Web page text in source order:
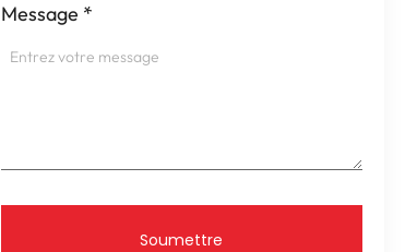
Message *
Soumettre